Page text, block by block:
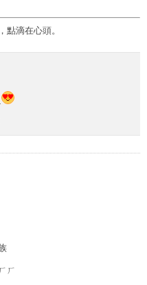
點滴在心頭。
ㄏ